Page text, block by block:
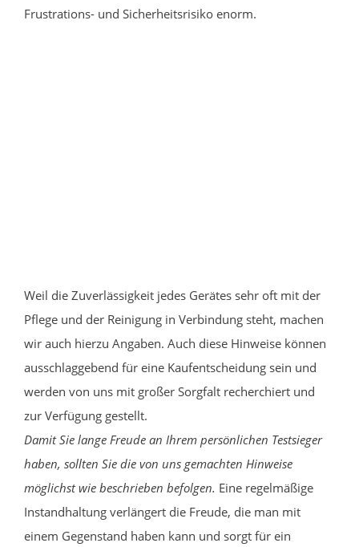
Frustrations- und Sicherheitsrisiko enorm.
Weil die Zuverlässigkeit jedes Gerätes sehr oft mit der
Pflege und der Reinigung in Verbindung steht, machen
wir auch hierzu Angaben. Auch diese Hinweise können
ausschlaggebend für eine Kaufentscheidung sein und
werden von uns mit großer Sorgfalt recherchiert und
zur Verfügung gestellt.
Damit Sie lange Freude an Ihrem persönlichen Testsieger
haben, sollten Sie die von uns gemachten Hinweise
möglichst wie beschrieben befolgen. Eine regelmäßige
Instandhaltung verlängert die Freude, die man mit
einem Gegenstand haben kann und sorgt für ein